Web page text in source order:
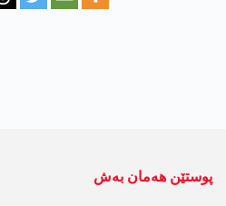
پوستێن ھەمان بەش